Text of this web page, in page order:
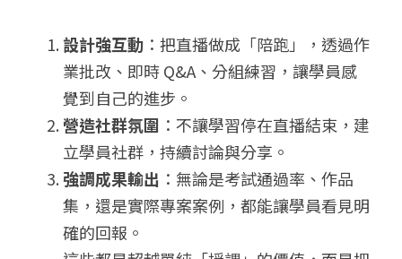
設計強互動 ：把直播做成「陪跑」，透過作
業批改、即時 Q&A、分組練習，讓學員感
覺到自己的進步。
營造社群氛圍 ：不讓學習停在直播結束，建
立學員社群，持續討論與分享。
強調成果輸出 ：無論是考試通過率、作品
集，還是實際專案案例，都能讓學員看見明
確的回報。